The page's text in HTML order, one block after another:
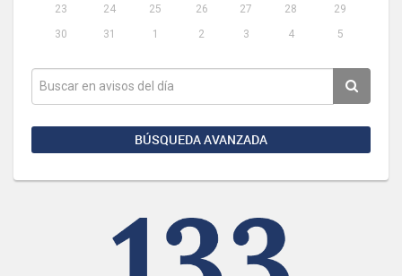
23
24 25 26 27 28
29
30
31 1 2 3 4 5
BÚSQUEDA AVANZADA